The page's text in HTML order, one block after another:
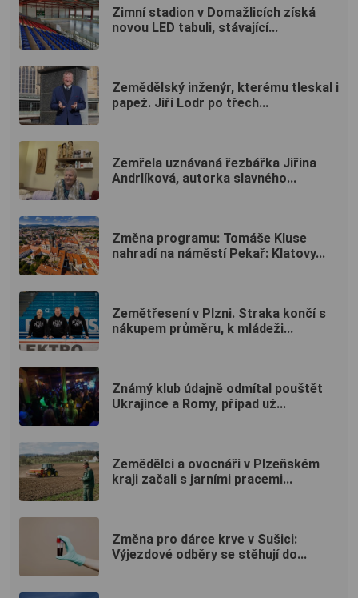
Zimní stadion v Domažlicích získá
novou LED tabuli, stávající...
Zemědělský inženýr, kterému tleskal i
papež. Jiří Lodr po třech...
Zemřela uznávaná řezbářka Jiřina
Andrlíková, autorka slavného...
Změna programu: Tomáše Kluse
nahradí na náměstí Pekař: Klatovy...
Zemětřesení v Plzni. Straka končí s
nákupem průměru, k mládeži...
Známý klub údajně odmítal pouštět
Ukrajince a Romy, případ už...
Zemědělci a ovocnáři v Plzeňském
kraji začali s jarními pracemi...
Změna pro dárce krve v Sušici:
Výjezdové odběry se stěhují do...